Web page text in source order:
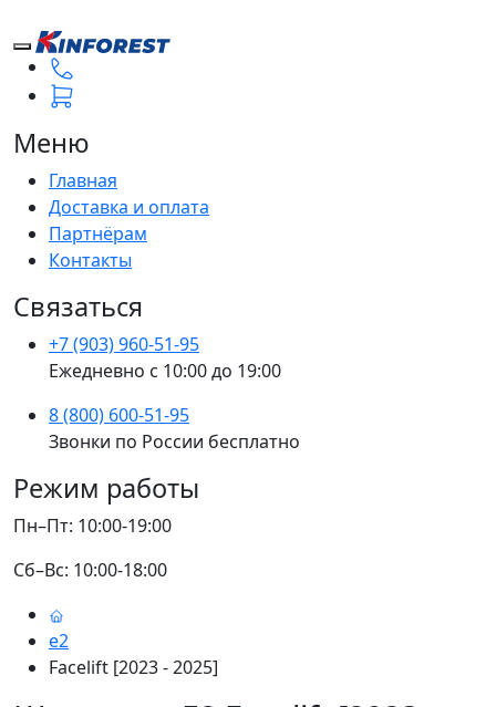
Меню
Главная
Доставка и оплата
Партнёрам
Контакты
Связаться
+7 (903) 960-51-95
Ежедневно с 10:00 до 19:00
8 (800) 600-51-95
Звонки по России бесплатно
Режим работы
Пн–Пт: 10:00-19:00
Сб–Вс: 10:00-18:00
e2
Facelift [2023 - 2025]